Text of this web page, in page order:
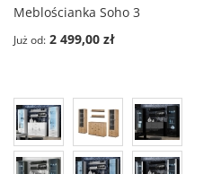
Meblościanka Soho 3
Już od 2 499,00 zł